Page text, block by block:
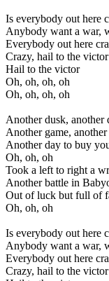
Is everybody out here
Anybody want a war,
Everybody out here
Crazy, hail to the victor
Hail to the victor
Oh, oh, oh, oh
Oh, oh, oh, oh
Another dusk, another
Another game, another
Another day to buy
Oh, oh, oh
Took a left to right a
Another battle in
Out of luck but full of
Oh, oh, oh
Is everybody out here
Anybody want a war,
Everybody out here
Crazy, hail to the victor